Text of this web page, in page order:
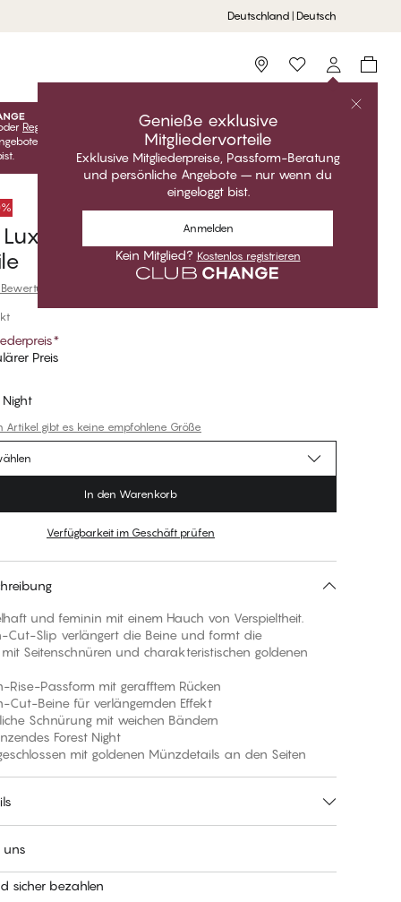
Deutschland | Deutsch
Storefinder
Genieße exklusive
Mitgliedervorteile
Exklusive Mitgliederpreise, Passform-Beratung
und persönliche Angebote – nur wenn du
eingeloggt bist.
Anmelden
Kein Mitglied? Kostenlos registrieren
Registrieren
Kostenlos anmelden, um deine exklusiven
freizuschalten! Clubpreise sind nur gültig, wenn du
Taillenslip Brazilian Bikini
*
Preis
Night
Artikel gibt es keine empfohlene Größe
In den Warenkorb
Verfügbarkeit im Geschäft prüfen
und feminin mit einem Hauch von Verspieltheit.
Cut-Slip verlängert die Beine und formt die
mit Seitenschnüren und charakteristischen goldenen
Passform mit gerafftem Rücken
Beine für verlängernden Effekt
Schnürung mit weichen Bändern
Forest Night
mit goldenen Münzdetails an den Seiten
uns
sicher bezahlen